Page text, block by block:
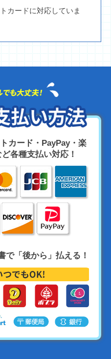
カードに対応していま
カード・PayPay・楽
各種支払い対応！
で「後から」払える！